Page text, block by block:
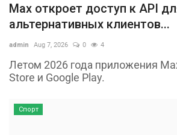
Max откроет доступ к API
альтернативных клиентов...
admin Aug 7, 2026 0 4
Летом 2026 года приложения
Store и Google Play.
Спорт